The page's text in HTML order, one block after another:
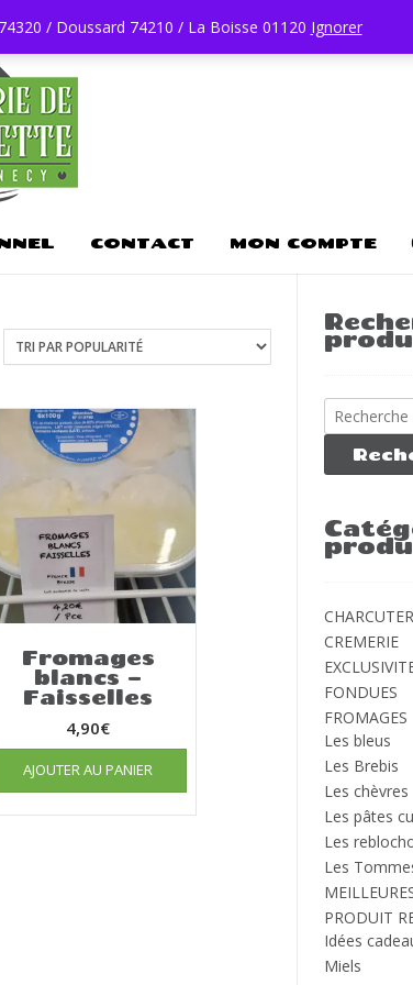
/ Doussard 74210 / La Boisse 01120 Ignorer
CONTACT MON COMPTE
Fromages
blancs –
Faisselles
4,90€
AJOUTER AU PANIER
Recherche
pour :
CREMERIE
FONDUES
FROMAGES
Les bleus
Les Brebis
Les chèvres
Les pâtes
Les
Les
PRODUIT
Idées
Miels